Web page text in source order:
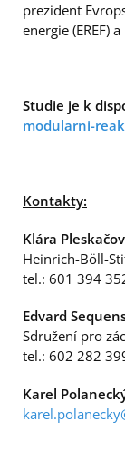
prezident
energie (EREF)
Studie je k
modularni-
Kontakty:
Klára
Heinrich-Böll-
tel.: 601 394
Edvard
Sdružení pro
tel.: 602 282
Karel